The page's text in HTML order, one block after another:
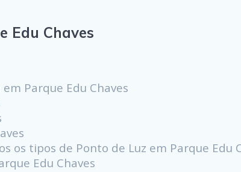
Edu Chaves
Parque Edu Chaves
os tipos de Ponto de Luz em Parque Edu
Edu Chaves